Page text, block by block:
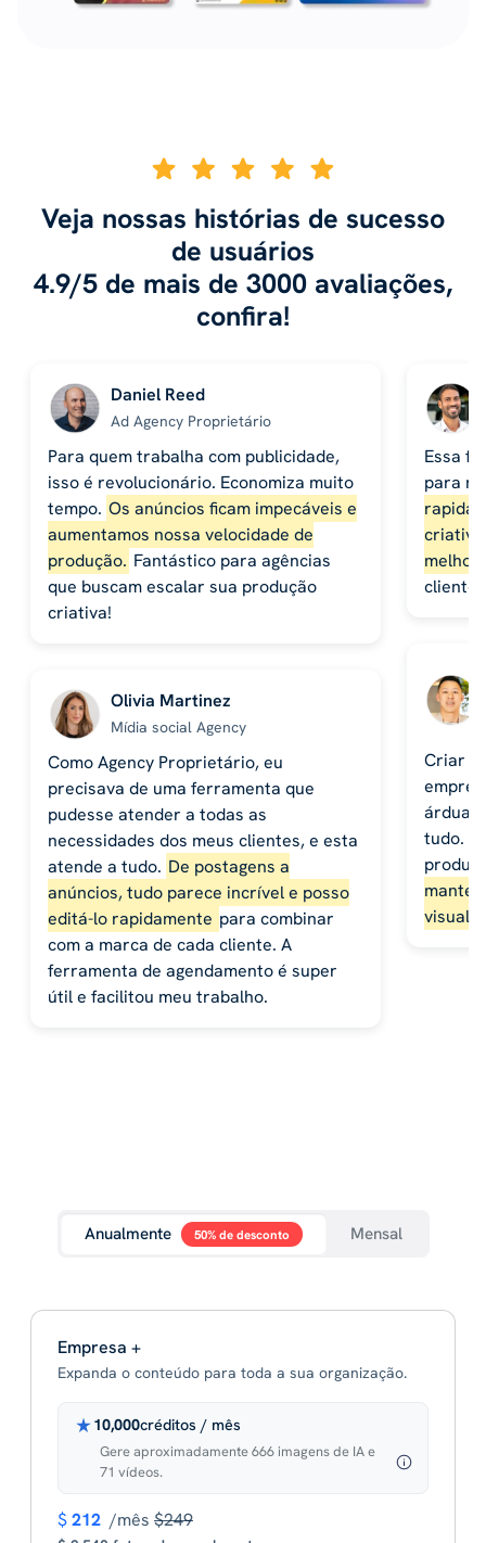
Veja nossas histórias de sucesso
de usuários
4.9/5 de mais de 3000 avaliações,
confira!
Daniel Reed
Ad Agency Proprietário
Para quem trabalha com publicidade,
isso é revolucionário. Economiza muito
tempo. Os anúncios ficam impecáveis ​​e
aumentamos nossa velocidade de
produção. Fantástico para agências
que buscam escalar sua produção
criativa!
Olivia Martinez
Mídia social Agency
Como Agency Proprietário, eu
precisava de uma ferramenta que
pudesse atender a todas as
necessidades dos meus clientes, e esta
atende a tudo. De postagens a
anúncios, tudo parece incrível e posso
editá-lo rapidamente para combinar
com a marca de cada cliente. A
ferramenta de agendamento é super
útil e facilitou meu trabalho.
Essa
para
Criar
árdua,
tudo.
manter
Anualmente 50% de desconto Mensal
Empresa +
Expanda o conteúdo para toda a sua organização.
10,000créditos / mês
Gere aproximadamente 666 imagens de IA e
71 vídeos.
$212 /mês $249